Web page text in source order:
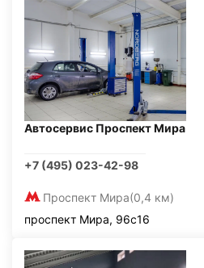
Автосервис Проспект Мира
+7 (495) 023-42-98
Проспект Мира(0,4 км)
проспект Мира, 96с16